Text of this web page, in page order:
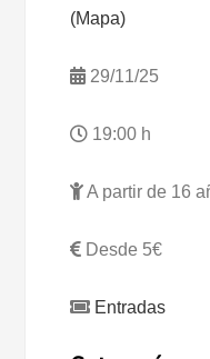
(Mapa)
29/11/25
19:00 h
A partir de 16
Desde 5€
Entradas